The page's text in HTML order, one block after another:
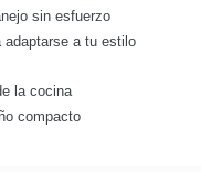
sin esfuerzo
a tu estilo
la cocina
compacto